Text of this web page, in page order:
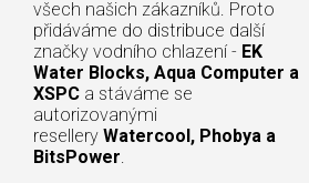
všech našich zákazníků. Proto
přidáváme do distribuce další
značky vodního chlazení - EK
Water Blocks, Aqua Computer a
XSPC a stáváme se
autorizovanými
resellery Watercool, Phobya a
BitsPower.